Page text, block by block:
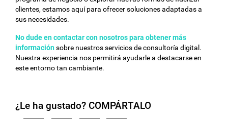
clientes, estamos aquí para ofrecer soluciones adaptadas a
sus necesidades.
No dude en contactar con nosotros para obtener más
informaciónsobre nuestros servicios de consultoría digital.
Nuestra experiencia nos permitirá ayudarle a destacarse en
este entorno tan cambiante.
¿Le ha gustado? COMPÁRTALO